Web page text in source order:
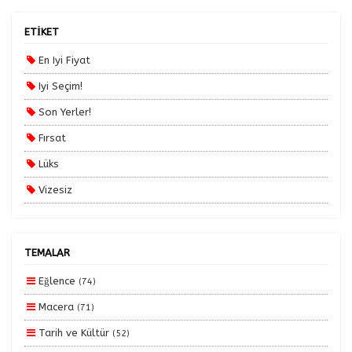
ETİKET
En Iyi Fiyat
Iyi Seçim!
Son Yerler!
Fırsat
Lüks
Vizesiz
Planlanan
Otobüs Ile
Uçak Ile
TEMALAR
Eğlence (74)
Macera (71)
Tarih ve Kültür (52)